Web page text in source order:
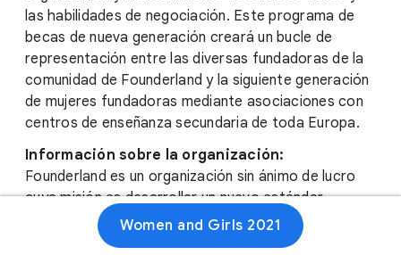
las habilidades de negociación. Este programa de
becas de nueva generación creará un bucle de
representación entre las diversas fundadoras de la
comunidad de Founderland y la siguiente generación
de mujeres fundadoras mediante asociaciones con
centros de enseñanza secundaria de toda Europa.
Información sobre la organización:
Founderland es un organización sin ánimo de lucro
cuya misión es desarrollar un nuevo estándar
interseccional e inclusivo del emprendimiento en
Europa y el Reino Unido creando una comunidad de
Women and Girls 2021